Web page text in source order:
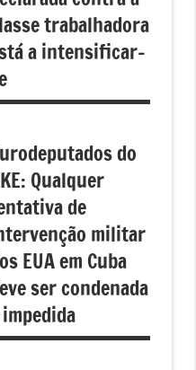
trabalhadora
a intensificar-
do
Qualquer
de
militar
EUA em Cuba
ser condenada